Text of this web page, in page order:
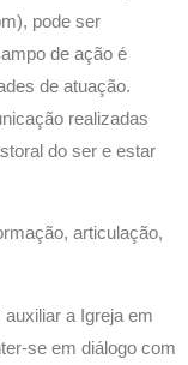
pode ser
de ação é
de atuação.
realizadas
do ser e estar
articulação,
a Igreja em
se em diálogo com